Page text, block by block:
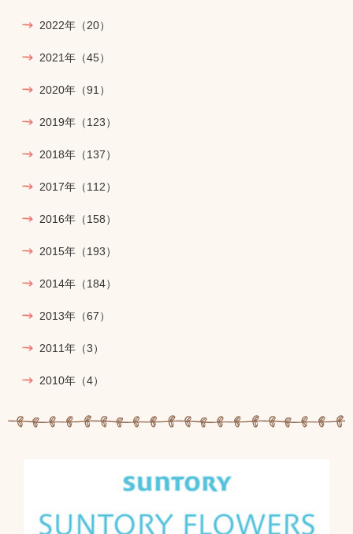
2022年 （20）
2021年 （45）
2020年 （91）
2019年 （123）
2018年 （137）
2017年 （112）
2016年 （158）
2015年 （193）
2014年 （184）
2013年 （67）
2011年 （3）
2010年 （4）